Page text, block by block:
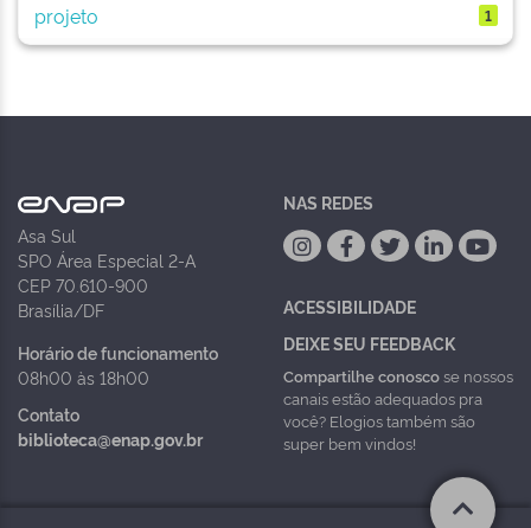
projeto 1
Asa Sul
SPO Área Especial 2-A
CEP 70.610-900
Brasília/DF
Horário de funcionamento
08h00 às 18h00
Contato
biblioteca@enap.gov.br
NAS REDES
ACESSIBILIDADE
DEIXE SEU FEEDBACK
Compartilhe conoscose nossos
canais estão adequados pra
você? Elogios também são
super bem vindos!